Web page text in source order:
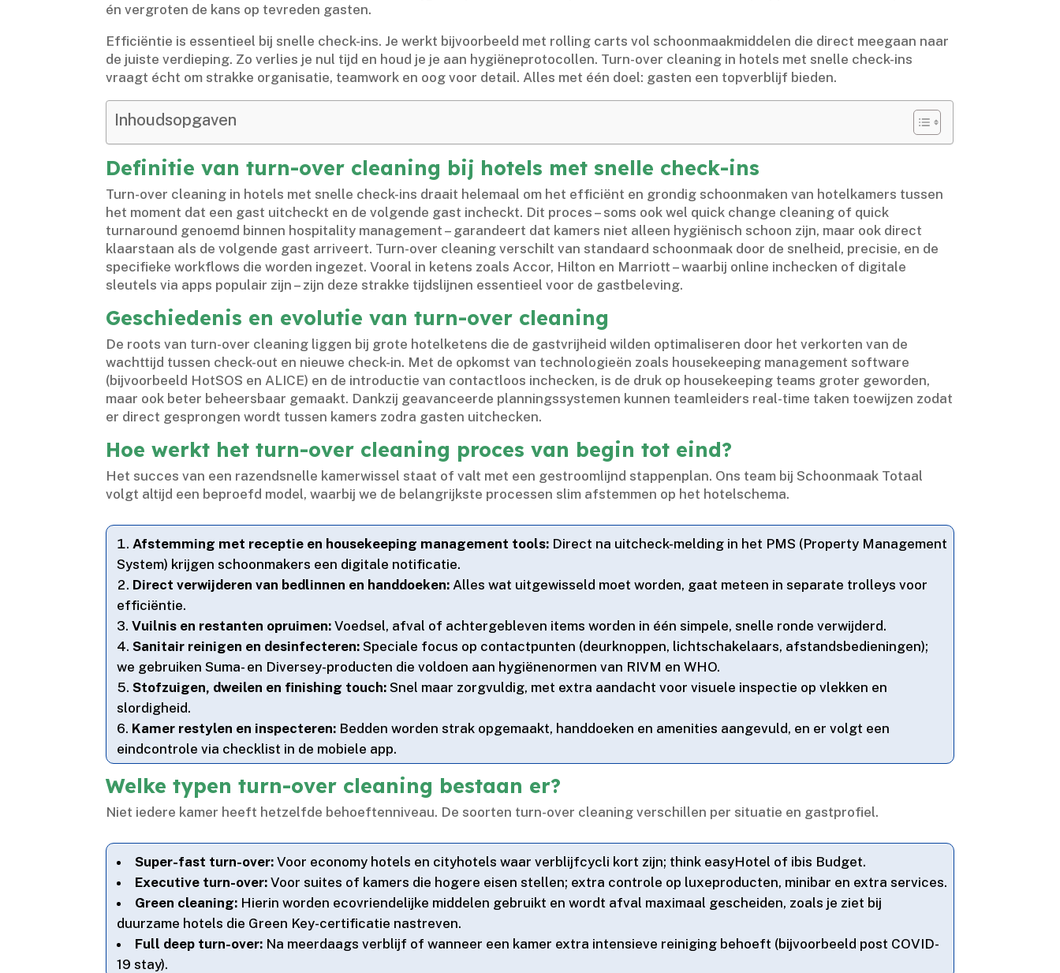
én vergroten de kans op tevreden gasten.​
Efficiëntie is essentieel bij snelle check-ins.​ Je werkt bijvoorbeeld met rolling carts vol schoonmaakmiddelen die direct meegaan naar
de juiste verdieping.​ Zo verlies je nul tijd en houd je je aan hygiëneprotocollen.​ Turn-over cleaning in hotels met snelle check-ins
vraagt écht om strakke organisatie, teamwork en oog voor detail.​ Alles met één doel: gasten een topverblijf bieden.​
Inhoudsopgaven
Definitie van turn-over cleaning bij hotels met snelle check-ins
Turn-over cleaning in hotels met snelle check-ins draait helemaal om het efficiënt en grondig schoonmaken van hotelkamers tussen
het moment dat een gast uitcheckt en de volgende gast incheckt.​ Dit proces – soms ook wel quick change cleaning of quick
turnaround genoemd binnen hospitality management – garandeert dat kamers niet alleen hygiënisch schoon zijn, maar ook direct
klaarstaan als de volgende gast arriveert.​ Turn-over cleaning verschilt van standaard schoonmaak door de snelheid, precisie, en de
specifieke workflows die worden ingezet.​ Vooral in ketens zoals Accor, Hilton en Marriott – waarbij online inchecken of digitale
sleutels via apps populair zijn – zijn deze strakke tijdslijnen essentieel voor de gastbeleving.​
Geschiedenis en evolutie van turn-over cleaning
De roots van turn-over cleaning liggen bij grote hotelketens die de gastvrijheid wilden optimaliseren door het verkorten van de
wachttijd tussen check-out en nieuwe check-in.​ Met de opkomst van technologieën zoals housekeeping management software
(bijvoorbeeld HotSOS en ALICE) en de introductie van contactloos inchecken, is de druk op housekeeping teams groter geworden,
maar ook beter beheersbaar gemaakt.​ Dankzij geavanceerde planningssystemen kunnen teamleiders real-time taken toewijzen zodat
er direct gesprongen wordt tussen kamers zodra gasten uitchecken.​
Hoe werkt het turn-over cleaning proces van begin tot eind?
Het succes van een razendsnelle kamerwissel staat of valt met een gestroomlijnd stappenplan.​ Ons team bij Schoonmaak Totaal
volgt altijd een beproefd model, waarbij we de belangrijkste processen slim afstemmen op het hotelschema.​
Afstemming met receptie en housekeeping management tools: Direct na uitcheck-melding in het PMS (Property Management
System) krijgen schoonmakers een digitale notificatie.​
Direct verwijderen van bedlinnen en handdoeken: Alles wat uitgewisseld moet worden, gaat meteen in separate trolleys voor
efficiëntie.​
Vuilnis en restanten opruimen: Voedsel, afval of achtergebleven items worden in één simpele, snelle ronde verwijderd.​
Sanitair reinigen en desinfecteren: Speciale focus op contactpunten (deurknoppen, lichtschakelaars, afstandsbedieningen);
we gebruiken Suma- en Diversey-producten die voldoen aan hygiënenormen van RIVM en WHO.​
Stofzuigen, dweilen en finishing touch: Snel maar zorgvuldig, met extra aandacht voor visuele inspectie op vlekken en
slordigheid.​
Kamer restylen en inspecteren: Bedden worden strak opgemaakt, handdoeken en amenities aangevuld, en er volgt een
eindcontrole via checklist in de mobiele app.​
Welke typen turn-over cleaning bestaan er?
Niet iedere kamer heeft hetzelfde behoeftenniveau.​ De soorten turn-over cleaning verschillen per situatie en gastprofiel.​
Super-fast turn-over: Voor economy hotels en cityhotels waar verblijfcycli kort zijn; think easyHotel of ibis Budget.​
Executive turn-over: Voor suites of kamers die hogere eisen stellen; extra controle op luxeproducten, minibar en extra services.​
Green cleaning: Hierin worden ecovriendelijke middelen gebruikt en wordt afval maximaal gescheiden, zoals je ziet bij
duurzame hotels die Green Key-certificatie nastreven.​
Full deep turn-over: Na meerdaags verblijf of wanneer een kamer extra intensieve reiniging behoeft (bijvoorbeeld post COVID-
19 stay).​